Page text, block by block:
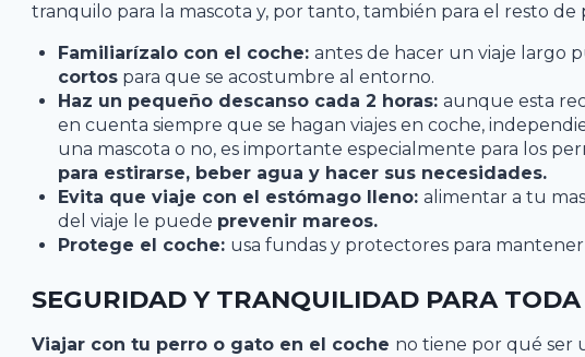
tranquilo para la mascota y, por tanto, también para el resto de
Familiarízalo con el coche: antes de hacer un viaje largo
cortospara que se acostumbre al entorno.
Haz un pequeño descanso cada 2 horas: aunque esta
en cuenta siempre que se hagan viajes en coche,
una mascota o no, es importante especialmente para los
para estirarse, beber agua y hacer sus necesidades.
Evita que viaje con el estómago lleno: alimentar a tu
del viaje le puede prevenir mareos.
Protege el coche: usa fundas y protectores para
SEGURIDAD Y TRANQUILIDAD PARA
Viajar con tu perro o gato en el coche no tiene por qué ser